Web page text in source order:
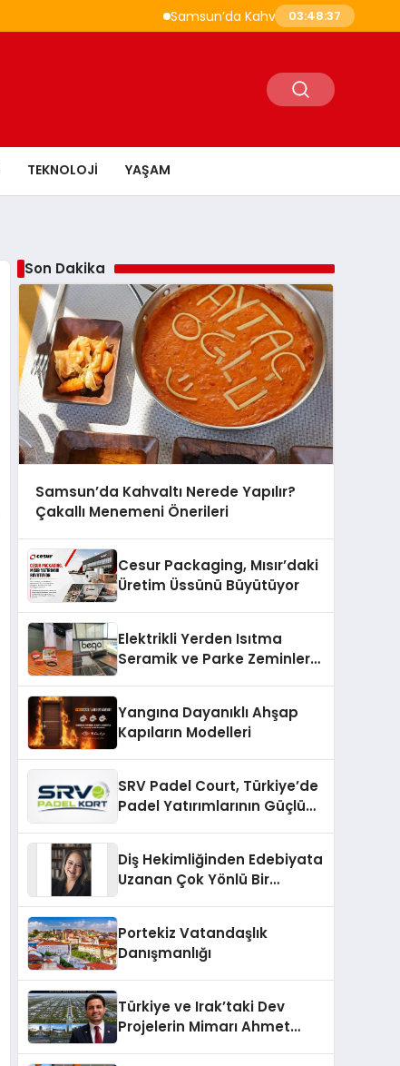
Samsun’da Kahvaltı Nerede Yapılır? Çakallı
03:48:39
TEKNOLOJI YAŞAM
Son Dakika
Samsun’da Kahvaltı Nerede Yapılır?
Çakallı Menemeni Önerileri
Cesur Packaging, Mısır’daki
Üretim Üssünü Büyütüyor
Elektrikli Yerden Isıtma
Seramik ve Parke Zeminler
Yangına Dayanıklı Ahşap
Kapıların Modelleri
SRV Padel Court, Türkiye’de
Padel Yatırımlarının Güçlü
Diş Hekimliğinden Edebiyata
Uzanan Çok Yönlü Bir
Portekiz Vatandaşlık
Danışmanlığı
Türkiye ve Irak’taki Dev
Projelerin Mimarı Ahmet